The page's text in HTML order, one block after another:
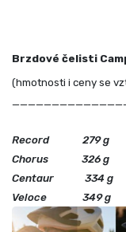
Brzdové čelisti
(hmotnosti i ceny se
Record 279 g
Chorus 326 g
Centaur 334 g
Veloce 349 g